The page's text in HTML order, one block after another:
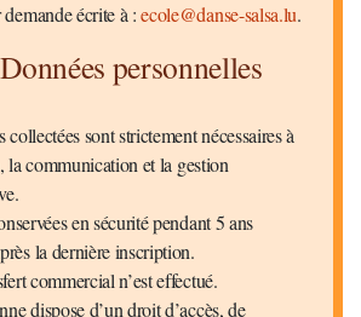
écrite à :ecole@danse-salsa.lu.
personnelles
collectées sont strictement nécessaires à
la communication et la gestion
en sécurité pendant 5 ans
la dernière inscription.
commercial n’est effectué.
dispose d’un droit d’accès, de